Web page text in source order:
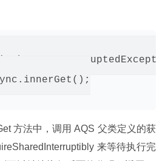
throws
方法中，调用 AQS 父类定义的获
来等待执行完